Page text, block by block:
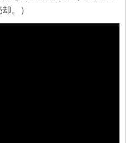
。）